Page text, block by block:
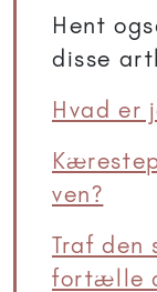
Hent
disse
Hvad er
ven?
Traf den
fortælle